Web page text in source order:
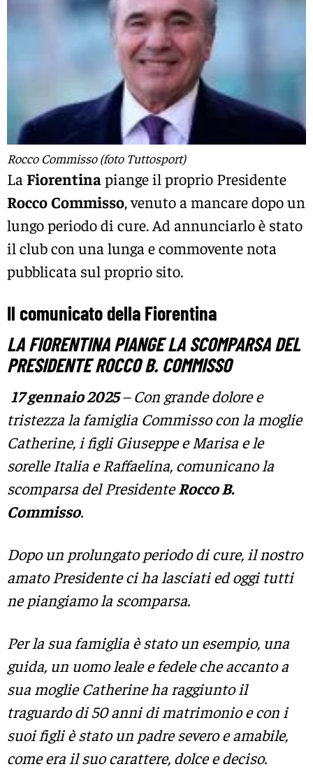
Rocco Commisso (foto Tuttosport)
La Fiorentinapiange il proprio Presidente
RoccoCommisso, venuto a mancare dopo un
lungo periodo di cure. Ad annunciarlo è stato
il club con una lunga e commovente nota
pubblicata sul proprio sito.
Il comunicato della Fiorentina
LA FIORENTINA PIANGE LA SCOMPARSA DEL
PRESIDENTE ROCCO B. COMMISSO
17 gennaio 2025– Con grande dolore e
tristezza la famiglia Commisso con la moglie
Catherine, i figli Giuseppe e Marisa e le
sorelle Italia e Raffaelina, comunicano la
scomparsa del PresidenteRocco B.
Commisso.
Dopo un prolungato periodo di cure, il nostro
amato Presidente ci ha lasciati ed oggi tutti
ne piangiamo la scomparsa.
Per la sua famiglia è stato un esempio, una
guida, un uomo leale e fedele che accanto a
sua moglie Catherine ha raggiunto il
traguardo di 50 anni di matrimonio e con i
suoi figli è stato un padre severo e amabile,
come era il suo carattere, dolce e deciso.